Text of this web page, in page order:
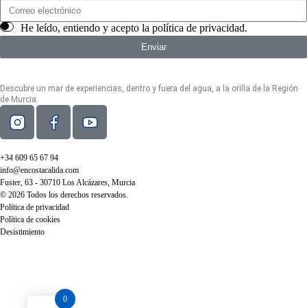
He leído, entiendo y acepto la política de privacidad.
Enviar
Descubre un mar de experiencias, dentro y fuera del agua, a la orilla de la Región
de Murcia.
+34 609 65 67 94
info@encostacalida.com
Fuster, 63 - 30710 Los Alcázares, Murcia
© 2026 Todos los derechos reservados.
Política de privacidad
Política de cookies
Desistimiento
0